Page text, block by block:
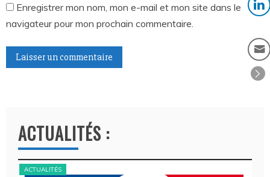
Enregistrer mon nom, mon e-mail et mon site dans le
navigateur pour mon prochain commentaire.
ACTUALITÉS :
ACTUALITÉS